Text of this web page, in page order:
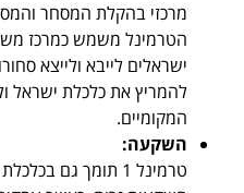
מרכזי בהקלת המסחר
הטרמינל משמש כמרכז
ישראלים לייבא ולייצא
להמריץ את כלכלת ישראל
המקומיים.
השקעה:
טרמינל 1 תומך גם